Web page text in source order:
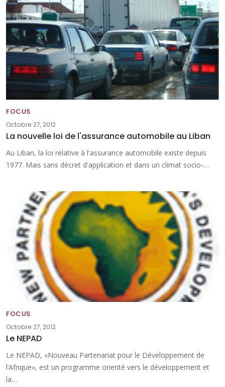
FOCUS
Octobre 27, 2012
La nouvelle loi de l'assurance automobile au Liban
Au Liban, la loi relative à l'assurance automobile existe depuis
1977. Mais sans décret d'application et dans un climat socio-…
FOCUS
Octobre 27, 2012
Le NEPAD
Le NEPAD, «Nouveau Partenariat pour le Développement de
l’Afrique», est un programme orienté vers le développement et
la…